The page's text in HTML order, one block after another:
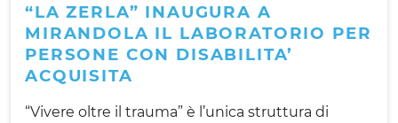
“LA ZERLA” INAUGURA A
MIRANDOLA IL LABORATORIO PER
PERSONE CON DISABILITA’
ACQUISITA
“Vivere oltre il trauma” è l’unica struttura di